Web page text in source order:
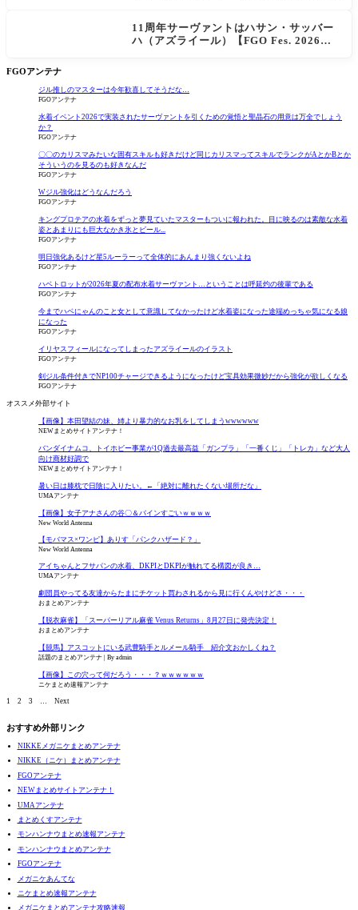
11周年サーヴァントはハサン・サッバー
ハ（アズライール）【FGO Fes. 2026】
FGOアンテナ
ジル推しのマスターは今年歓喜してそうだな…
FGOアンテナ
水着イベント2026で実装されたサーヴァントを引くための覚悟と聖晶石の用意は万全でしょう
か？
FGOアンテナ
〇〇のカリスマみたいな固有スキルも好きだけど同じカリスマってスキルでランクがAとかBとか
そういうのを見るのも好きなんだ
FGOアンテナ
Wジル強化はどうなんだろう
FGOアンテナ
キングプロテアの水着をずっと夢見ていたマスターもついに報われた。目に映るのは素敵な水着
姿とあまりにも巨大なかき氷とビール...
FGOアンテナ
明日強化あるけど星5ルーラーって全体的にあんまり強くないよね
FGOアンテナ
ハベトロットが2026年夏の配布水着サーヴァント…ということは呼延灼の後輩である
FGOアンテナ
今までハベにゃんのこと女として意識してなかったけど水着姿になった途端めっちゃ気になる娘
になった
FGOアンテナ
イリヤスフィールになってしまったアズライールのイラスト
FGOアンテナ
剣ジル条件付きでNP100チャージできるようになったけど宝具効果微妙だから強化が欲しくなる
FGOアンテナ
オススメ外部サイト
【画像】本田望結の妹、姉より暴力的なお乳をしてしまうwwwwww
NEWまとめサイトアンテナ！
バンダイナムコ、トイホビー事業が1Q過去最高益「ガンプラ」「一番くじ」「トレカ」など大人
向け商材好調で
NEWまとめサイトアンテナ！
暑い日は膝枕で日陰に入りたい。←「絶対に離れたくない場所だな」
UMAアンテナ
【画像】女子アナさんの谷〇＆バインすごいｗｗｗｗ
New World Antenna
【モバマス×ワンピ】ありす「パンクハザード？」
New World Antenna
アイちゃんとフサパンの水着、DKPIとDKPIが触れてる構図が良き…
UMAアンテナ
劇団員やってる友達からたまにチケット買わされるから見に行くんやけどさ・・・
おまとめアンテナ
【脱衣麻雀】「スーパーリアル麻雀 Venus Returns」8月27日に発売決定！
おまとめアンテナ
【競馬】アスコットにいる武豊騎手とルメール騎手 紹介文おかしくね？
話題のまとめアンテナ By admin
【画像】この穴って何だろう・・・？ｗｗｗｗｗｗ
ニケまとめ速報アンテナ
1 2 3 … Next
おすすめ外部リンク
NIKKEメガニケまとめアンテナ
NIKKE（ニケ）まとめアンテナ
FGOアンテナ
NEWまとめサイトアンテナ！
UMAアンテナ
まとめくすアンテナ
モンハンナウまとめ速報アンテナ
モンハンナウまとめアンテナ
FGOアンテナ
メガニケあんてな
ニケまとめ速報アンテナ
メガニケまとめアンテナ攻略速報